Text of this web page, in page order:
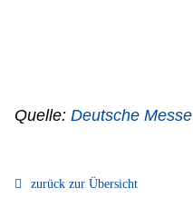
Quelle: Deutsche Messe
zurück zur Übersicht